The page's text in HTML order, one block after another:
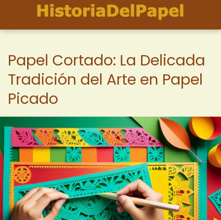
Papel Cortado: La Delicada
Tradición del Arte en Papel
Picado